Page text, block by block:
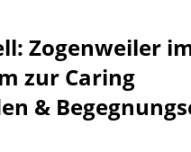
Zogenweiler
zur Caring
&